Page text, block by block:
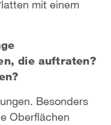
mit einem
die auftraten?
Besonders
Oberflächen